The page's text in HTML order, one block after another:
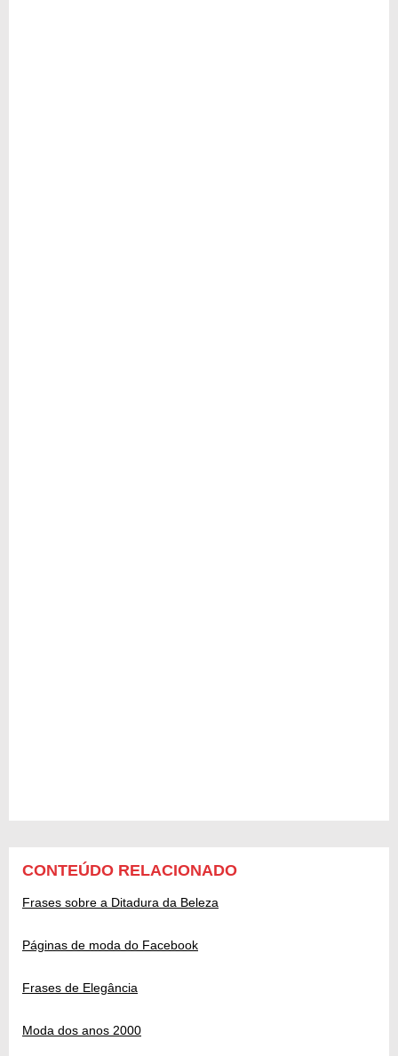
CONTEÚDO RELACIONADO
Frases sobre a Ditadura da Beleza
Páginas de moda do Facebook
Frases de Elegância
Moda dos anos 2000